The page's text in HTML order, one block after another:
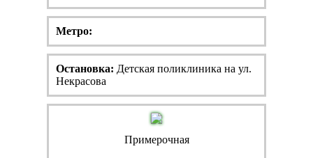
Метро:
Остановка: Детская поликлиника на ул.
Некрасова
Примерочная